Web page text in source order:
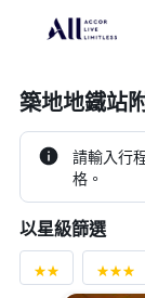
築地地鐵站
請輸入行
格。
以星級篩選